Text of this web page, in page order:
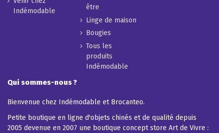
Indémodable
être
Linge de maison
Bougies
Tous les
produits
Indémodable
Qui sommes-nous ?
Bienvenue chez Indémodable et Brocanteo.
Petite boutique en ligne d'objets chinés et de qualité depuis
2005 devenue en 2007 une boutique concept store Art de Vivre :